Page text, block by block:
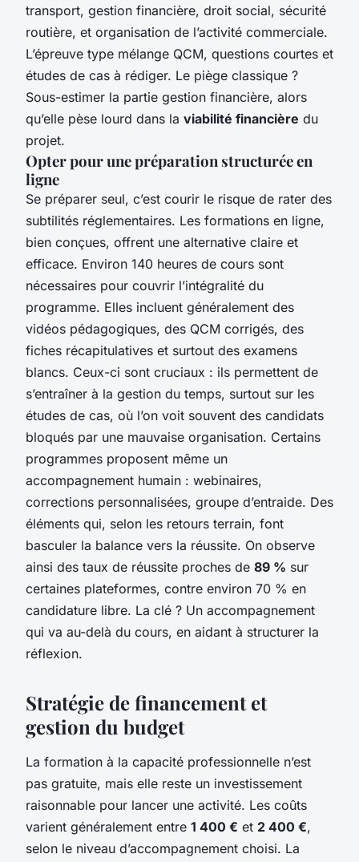
transport, gestion financière, droit social, sécurité
routière, et organisation de l’activité commerciale.
L’épreuve type mélange QCM, questions courtes et
études de cas à rédiger. Le piège classique ?
Sous-estimer la partie gestion financière, alors
qu’elle pèse lourd dans la viabilité financière du
projet.
Opter pour une préparation structurée en
ligne
Se préparer seul, c’est courir le risque de rater des
subtilités réglementaires. Les formations en ligne,
bien conçues, offrent une alternative claire et
efficace. Environ 140 heures de cours sont
nécessaires pour couvrir l’intégralité du
programme. Elles incluent généralement des
vidéos pédagogiques, des QCM corrigés, des
fiches récapitulatives et surtout des examens
blancs. Ceux-ci sont cruciaux : ils permettent de
s’entraîner à la gestion du temps, surtout sur les
études de cas, où l’on voit souvent des candidats
bloqués par une mauvaise organisation. Certains
programmes proposent même un
accompagnement humain : webinaires,
corrections personnalisées, groupe d’entraide. Des
éléments qui, selon les retours terrain, font
basculer la balance vers la réussite. On observe
ainsi des taux de réussite proches de 89 % sur
certaines plateformes, contre environ 70 % en
candidature libre. La clé ? Un accompagnement
qui va au-delà du cours, en aidant à structurer la
réflexion.
Stratégie de financement et
gestion du budget
La formation à la capacité professionnelle n’est
pas gratuite, mais elle reste un investissement
raisonnable pour lancer une activité. Les coûts
varient généralement entre 1 400 € et 2 400 €,
selon le niveau d’accompagnement choisi. La